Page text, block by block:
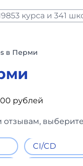
в Перми
рублей
CI/CD
Бесплатно